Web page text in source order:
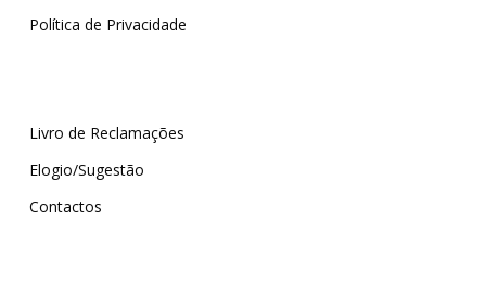
Política de Privacidade
Livro de Reclamações
Elogio/Sugestão
Contactos